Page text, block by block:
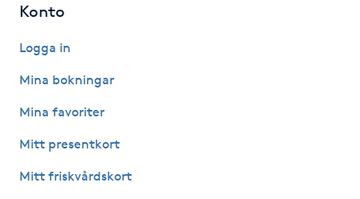
IPL
IR-massage
Japansk massage
Konto
Logga in
Mina bokningar
Mina favoriter
Mitt presentkort
Mitt friskvårdskort